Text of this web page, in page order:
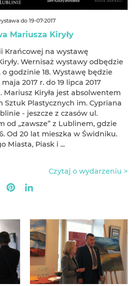
do 19-07-2017
Mariusza Kiryły
Krańcowej na wystawę
Wernisaż wystawy odbędzie
o godzinie 18. Wystawę będzie
2017 r. do 19 lipca 2017
Mariusz Kiryła jest absolwentem
Sztuk Plastycznych im. Cypriana
- jeszcze z czasów ul.
od „zawsze” z Lublinem, gdzie
Od 20 lat mieszka w Świdniku.
Miasta, Piask i ...
Czytaj o wydarzeniu >